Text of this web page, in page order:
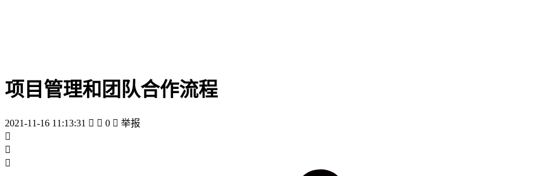
项目管理和团队合作流程
2021-11-16 11:13:31   0  举报


